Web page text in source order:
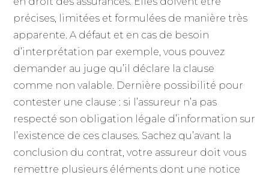
précises, limitées et formulées de manière très
apparente. A défaut et en cas de besoin
d’interprétation par exemple, vous pouvez
demander au juge qu’il déclare la clause
comme non valable. Dernière possibilité pour
contester une clause : si l’assureur n’a pas
respecté son obligation légale d’information sur
l’existence de ces clauses. Sachez qu’avant la
conclusion du contrat, votre assureur doit vous
remettre plusieurs éléments dont une notice